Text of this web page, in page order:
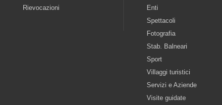
Rievocazioni
Enti
Spettacoli
Fotografia
Stab. Balneari
Sport
Villaggi turistici
Servizi e Aziende
Visite guidate